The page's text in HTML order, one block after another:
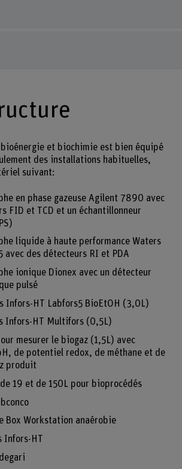
et biochimie est bien équipé
des installations habituelles,
suivant:
en phase gazeuse Agilent 7890 avec
FID et TCD et un échantillonneur
liquide à haute performance Waters
avec des détecteurs RI et PDA
ionique Dionex avec un détecteur
pulsé
Infors-HT Labfors5 BioEtOH (3,0L)
Infors-HT Multifors (0,5L)
mesurer le biogaz (1,5L) avec
de potentiel redox, de méthane et de
produit
19 et de 150L pour bioprocédés
Box Workstation anaérobie
Infors-HT